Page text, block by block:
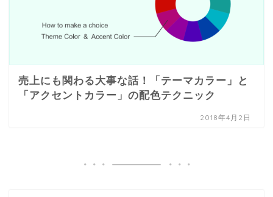
売上にも関わる大事な話！「テーマカラー」と
「アクセントカラー」の配色テクニック
2018年4月2日